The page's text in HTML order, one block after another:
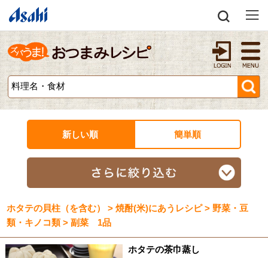
新しい順 簡単順
ホタテの貝柱（を含む） > 焼酎(米)にあうレシピ > 野菜・豆
類・キノコ類 > 副菜 1品
ホタテの茶巾蒸し